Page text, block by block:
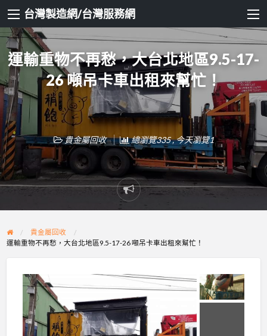
台灣製造網/台灣服務網
運輸重物不再愁，大台北地區9.5-17-
26 噸吊卡車出租來幫忙！
貴金屬回收 總瀏覽335 , 今天瀏覽1
Report
problem
貴金屬回收
運輸重物不再愁，大台北地區9.5-17-26 噸吊卡車出租來幫忙！